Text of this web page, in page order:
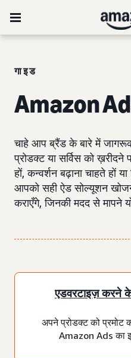
गाइड
Amazon
चाहे आप ब्रैंड के बारे में
प्रोडक्ट या सर्विस को ख़रीदने
हों, कन्वर्शन बढ़ाना चाहते हों
आपको सही ऐड सोल्यूशन
कराएँगे, जिनकी मदद से मापने
एडवरटाइज़ करने
अपने प्रोडक्ट को
Amazon Ads का